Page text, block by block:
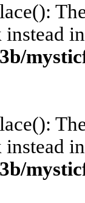
in
in